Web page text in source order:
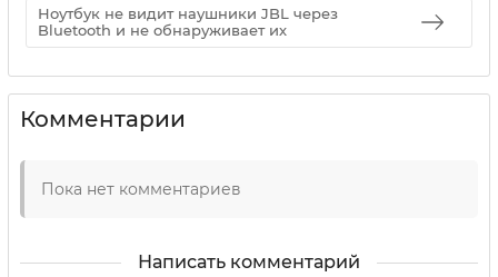
Ноутбук не видит наушники JBL через
Bluetooth и не обнаруживает их
Комментарии
Пока нет комментариев
Написать комментарий